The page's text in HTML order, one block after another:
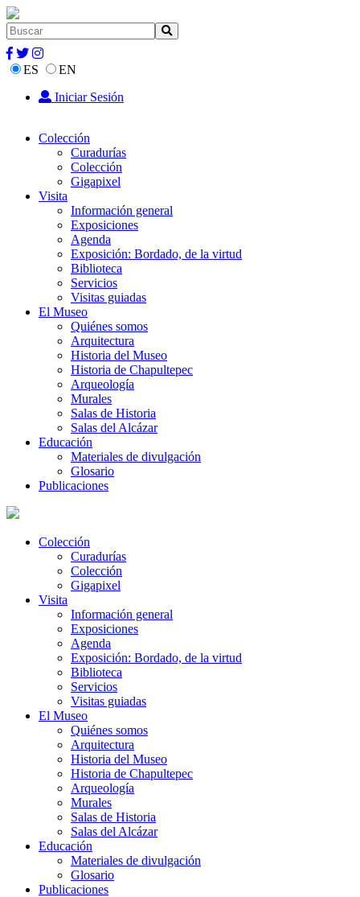
ES
EN
Iniciar Sesión
Colección
Curadurías
Colección
Gigapixel
Visita
Información general
Exposiciones
Agenda
Exposición: Bordado, de la virtud
Biblioteca
Servicios
Visitas guiadas
El Museo
Quiénes somos
Arquitectura
Historia del Museo
Historia de Chapultepec
Arqueología
Murales
Salas de Historia
Salas del Alcázar
Educación
Materiales de divulgación
Glosario
Publicaciones
Colección
Curadurías
Colección
Gigapixel
Visita
Información general
Exposiciones
Agenda
Exposición: Bordado, de la virtud
Biblioteca
Servicios
Visitas guiadas
El Museo
Quiénes somos
Arquitectura
Historia del Museo
Historia de Chapultepec
Arqueología
Murales
Salas de Historia
Salas del Alcázar
Educación
Materiales de divulgación
Glosario
Publicaciones